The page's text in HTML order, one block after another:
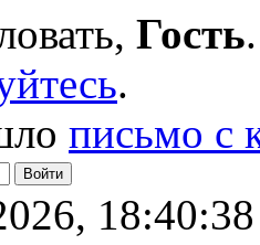
Гость
.
письмо с
18:40:38